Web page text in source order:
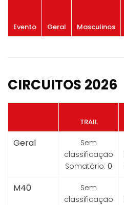
Evento Geral Masculinos
CIRCUITOS 2026
TRAIL
Geral
Sem
classificação
Somatório: 0
M40
Sem
classificação